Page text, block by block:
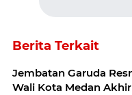
Berita Terkait
Jembatan Garuda
Wali Kota Medan